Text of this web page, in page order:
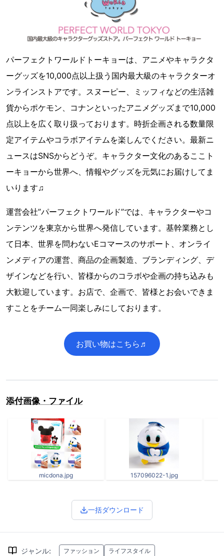
パーフェクトワールドトーキョーは、アニメやキャラクタ
ーグッズを10,000点以上扱う国内最大級のキャラクターオ
ンラインストアです。スヌーピー、ミッフィなどの生活雑
貨からポケモン、コナンといったアニメグッズまで10,000
点以上を広く取り扱っております。時折企画される数量限
定アイテムやコラボアイテムを楽しんでください。最新ニ
ュースはSNSからどうぞ。キャラクター文化のあるここト
ーキョーから世界へ、情報やグッズを元気にお届けしてま
いります♫
運営会社”パーフェクトワールド”では、キャラクターやコ
ンテンツを東京から世界へ発信しています。基幹業務とし
て日本、世界を問わないEコマースのサポート、オンライ
ンメディアの運営、商品の企画製造、ブランディング、デ
ザインなどを行い、皆様からのコラボや企画の持ち込みも
大歓迎しています。お店で、企画で、皆様とお会いできま
すことをチーム一同楽しみにしております。
お買い物はこちら♬
添付画像・ファイル
micdona.jpg 157096022-1.jpg
一括ダウンロード
ジャンル: ファッション ライフスタイル